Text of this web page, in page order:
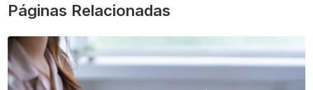
Páginas Relacionadas